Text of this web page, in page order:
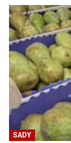
SADY